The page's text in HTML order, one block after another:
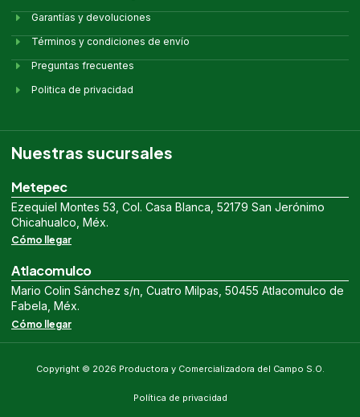
Garantías y devoluciones
Términos y condiciones de envío
Preguntas frecuentes
Politica de privacidad
Nuestras sucursales
Metepec
Ezequiel Montes 53, Col. Casa Blanca, 52179 San Jerónimo
Chicahualco, Méx.
Cómo llegar
Atlacomulco
Mario Colin Sánchez s/n, Cuatro Milpas, 50455 Atlacomulco de
Fabela, Méx.
Cómo llegar
Copyright © 2026 Productora y Comercializadora del Campo S.O.
Política de privacidad